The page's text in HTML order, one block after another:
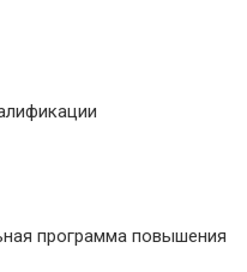
программа повышения